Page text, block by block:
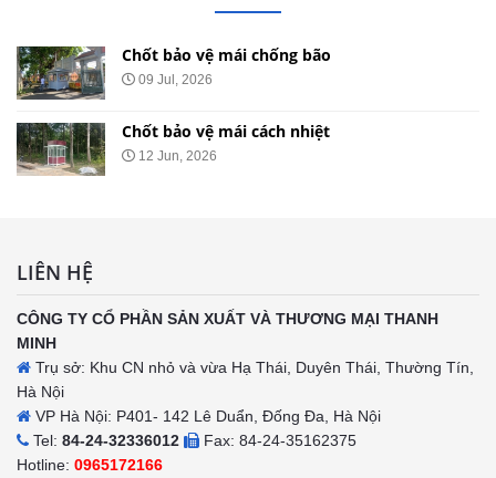
Chốt bảo vệ mái chống bão
09 Jul, 2026
Chốt bảo vệ mái cách nhiệt
12 Jun, 2026
LIÊN HỆ
CÔNG TY CỔ PHẦN SẢN XUẤT VÀ THƯƠNG MẠI THANH
MINH
Trụ sở: Khu CN nhỏ và vừa Hạ Thái, Duyên Thái, Thường Tín,
Hà Nội
VP Hà Nội: P401- 142 Lê Duẩn, Đống Đa, Hà Nội
Tel: 84-24-32336012
Fax: 84-24-35162375
Hotline: 0965172166